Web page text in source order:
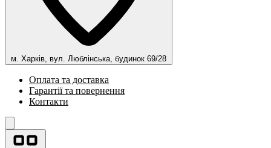
м. Харків, вул. Люблінська, будинок 69/28
Оплата та доставка
Гарантії та повернення
Контакти